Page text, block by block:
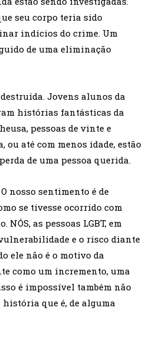
seu corpo teria sido
indícios do crime. Um
de uma eliminação
Jovens alunos da
histórias fantásticas da
pessoas de vinte e
ou até com menos idade, estão
de uma pessoa querida.
nosso sentimento é de
se tivesse ocorrido com
as pessoas LGBT, em
e o risco diante
ele não é o motivo da
como um incremento, uma
é impossível também não
que é, de alguma